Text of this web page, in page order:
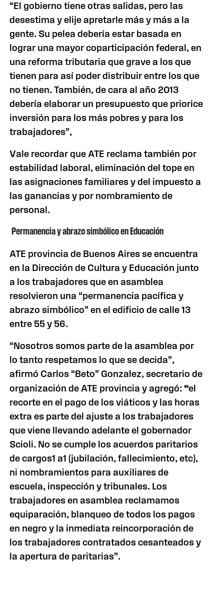
“El gobierno tiene otras salidas, pero las
desestima y elije apretarle más y más a la
gente. Su pelea debería estar basada en
lograr una mayor coparticipación federal, en
una reforma tributaria que grave a los que
tienen para así poder distribuir entre los que
no tienen. También, de cara al año 2013
debería elaborar un presupuesto que priorice
inversión para los más pobres y para los
trabajadores”,
Vale recordar que ATE reclama también por
estabilidad laboral, eliminación del tope en
las asignaciones familiares y del impuesto a
las ganancias y por nombramiento de
personal.
Permanencia y abrazo simbólico en Educación
ATE provincia de Buenos Aires se encuentra
en la Dirección de Cultura y Educación junto
a los trabajadores que en asamblea
resolvieron una “permanencia pacífica y
abrazo simbólico” en el edificio de calle 13
entre 55 y 56.
“Nosotros somos parte de la asamblea por
lo tanto respetamos lo que se decida”,
afirmó Carlos “Beto” Gonzalez, secretario de
organización de ATE provincia y agregó:“el
recorte en el pago de los viáticos y las horas
extra es parte del ajuste a los trabajadores
que viene llevando adelante el gobernador
Scioli. No se cumple los acuerdos paritarios
de cargos1 a1 (jubilación, fallecimiento, etc),
ni nombramientos para auxiliares de
escuela, inspección y tribunales. Los
trabajadores en asamblea reclamamos
equiparación, blanqueo de todos los pagos
en negro y la inmediata reincorporación de
los trabajadores contratados cesanteados y
la apertura de paritarias”.